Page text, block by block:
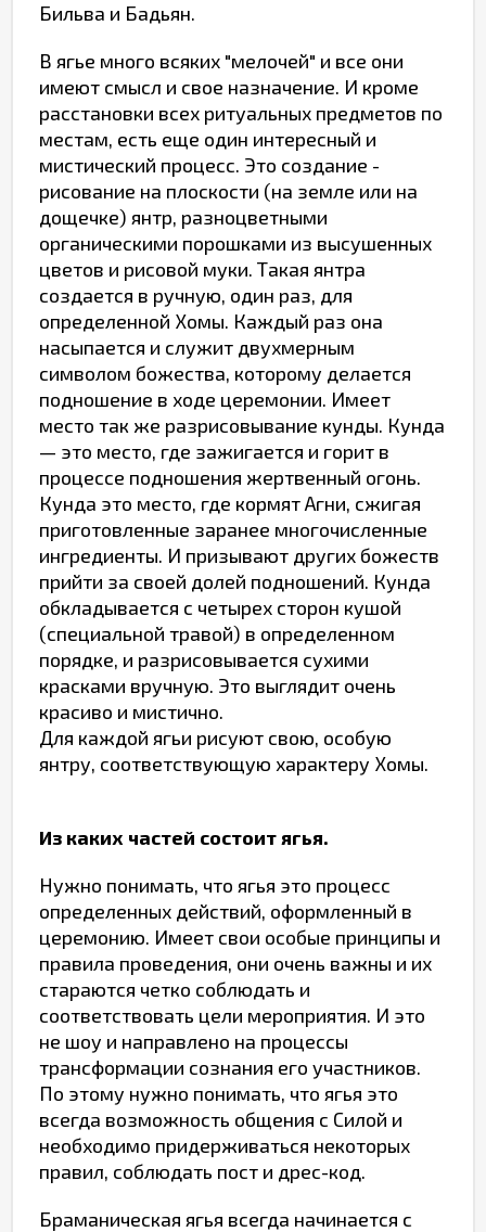
Бильва и Бадьян.
В ягье много всяких "мелочей" и все они
имеют смысл и свое назначение. И кроме
расстановки всех ритуальных предметов по
местам, есть еще один интересный и
мистический процесс. Это создание -
рисование на плоскости (на земле или на
дощечке) янтр, разноцветными
органическими порошками из высушенных
цветов и рисовой муки. Такая янтра
создается в ручную, один раз, для
определенной Хомы. Каждый раз она
насыпается и служит двухмерным
символом божества, которому делается
подношение в ходе церемонии. Имеет
место так же разрисовывание кунды. Кунда
— это место, где зажигается и горит в
процессе подношения жертвенный огонь.
Кунда это место, где кормят Агни, сжигая
приготовленные заранее многочисленные
ингредиенты. И призывают других божеств
прийти за своей долей подношений. Кунда
обкладывается с четырех сторон кушой
(специальной травой) в определенном
порядке, и разрисовывается сухими
красками вручную. Это выглядит очень
красиво и мистично.
Для каждой ягьи рисуют свою, особую
янтру, соответствующую характеру Хомы.
Из каких частей состоит ягья.
Нужно понимать, что ягья это процесс
определенных действий, оформленный в
церемонию. Имеет свои особые принципы и
правила проведения, они очень важны и их
стараются четко соблюдать и
соответствовать цели мероприятия. И это
не шоу и направлено на процессы
трансформации сознания его участников.
По этому нужно понимать, что ягья это
всегда возможность общения с Силой и
необходимо придерживаться некоторых
правил, соблюдать пост и дрес-код.
Браманическая ягья всегда начинается с